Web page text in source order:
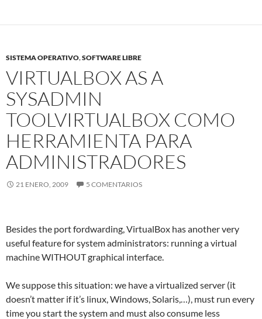
SISTEMA OPERATIVO,SOFTWARE LIBRE
VIRTUALBOX AS A
SYSADMIN
TOOLVIRTUALBOX COMO
HERRAMIENTA PARA
ADMINISTRADORES
21 ENERO, 2009 5 COMENTARIOS
Besides the port fordwarding, VirtualBox has another very
useful feature for system administrators: running a virtual
machine WITHOUT graphical interface.
We suppose this situation: we have a virtualized server (it
doesn’t matter if it’s linux, Windows, Solaris,…), must run every
time you start the system and must also consume less